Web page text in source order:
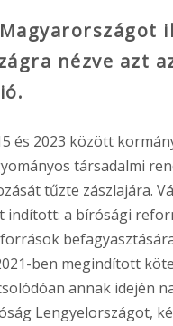
nézve azt
és 2023 között
társadalmi
tűzte zászlajára.
indított: a bírósági
ben megindított
annak idején
Lengyelországot,